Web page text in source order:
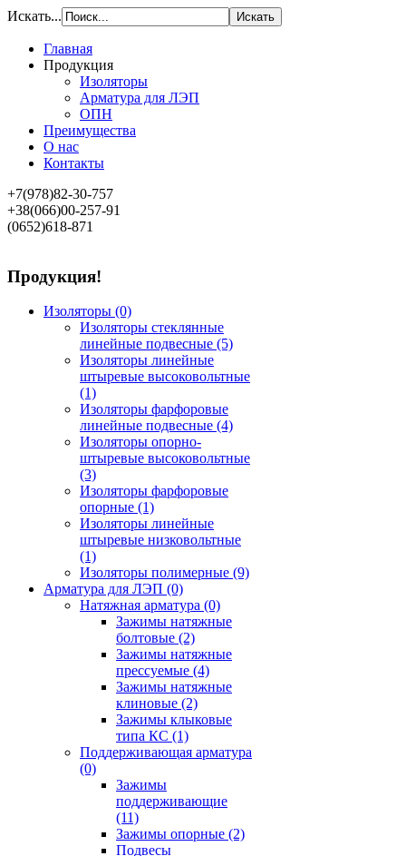
Искать...
Главная
Продукция
Изоляторы
Арматура для ЛЭП
ОПН
Преимущества
О нас
Контакты
+7(978)82-30-757
+38(066)00-257-91
(0652)618-871
Продукция!
Изоляторы (0)
Изоляторы стеклянные
линейные подвесные (5)
Изоляторы линейные
штыревые высоковольтные
(1)
Изоляторы фарфоровые
линейные подвесные (4)
Изоляторы опорно-
штыревые высоковольтные
(3)
Изоляторы фарфоровые
опорные (1)
Изоляторы линейные
штыревые низковольтные
(1)
Изоляторы полимерные (9)
Арматура для ЛЭП (0)
Натяжная арматура (0)
Зажимы натяжные
болтовые (2)
Зажимы натяжные
прессуемые (4)
Зажимы натяжные
клиновые (2)
Зажимы клыковые
типа КС (1)
Поддерживающая арматура
(0)
Зажимы
поддерживающие
(11)
Зажимы опорные (2)
Подвесы